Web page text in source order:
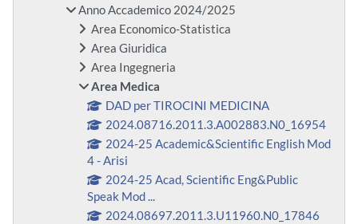
Anno Accademico 2024/2025
Area Economico-Statistica
Area Giuridica
Area Ingegneria
Area Medica
DAD per TIROCINI MEDICINA
2024.08716.2011.3.A002883.N0_16954
2024-25 Academic&Scientific English Mod
4 - Arisi
2024-25 Acad, Scientific Eng&Public
Speak Mod ...
2024.08697.2011.3.U11960.N0_17846